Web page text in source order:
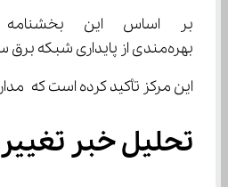
بهره‌مندی از پایداری شبکه برق سراسری در ایام اوج مصرف انجام می‌شود.
این مرکز تأکید کرده است که مدارس باید با توجه به اهمیت
تحلیل خبر تغییر